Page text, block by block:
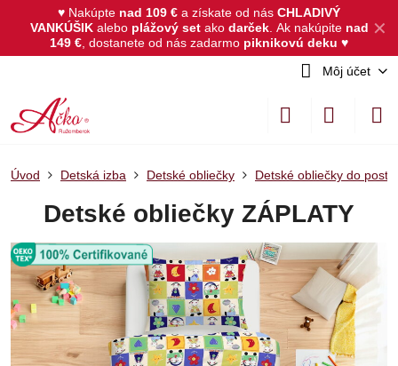
✕
♥ Nakúpte nad 109 € a získate od nás CHLADIVÝ
VANKÚŠIKalebo plážový set akodarček. Ak nakúpite nad
149 € , dostanete od nás zadarmo piknikovú deku ♥
Môj účet
Úvod Detská izba Detské obliečky Detské obliečky do
Detské obliečky ZÁPLATY